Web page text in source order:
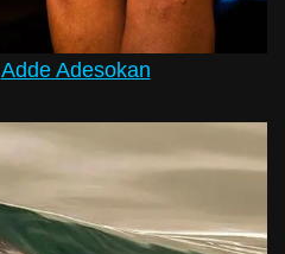
Adde Adesokan